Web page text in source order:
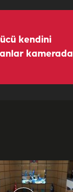
kendini
kamerada